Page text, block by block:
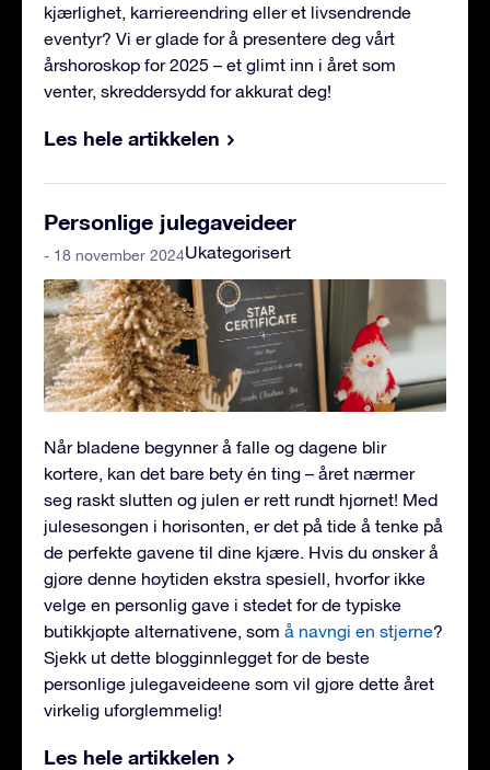
kjærlighet, karriereendring eller et livsendrende
eventyr? Vi er glade for å presentere deg vårt
årshoroskop for 2025 – et glimt inn i året som
venter, skreddersydd for akkurat deg!
Les hele artikkelen
Personlige julegaveideer
Ukategorisert
- 18 november 2024
Når bladene begynner å falle og dagene blir
kortere, kan det bare bety én ting – året nærmer
seg raskt slutten og julen er rett rundt hjørnet! Med
julesesongen i horisonten, er det på tide å tenke på
de perfekte gavene til dine kjære. Hvis du ønsker å
gjøre denne høytiden ekstra spesiell, hvorfor ikke
velge en personlig gave i stedet for de typiske
butikkjøpte alternativene, som å navngi en stjerne?
Sjekk ut dette blogginnlegget for de beste
personlige julegaveideene som vil gjøre dette året
virkelig uforglemmelig!
Les hele artikkelen